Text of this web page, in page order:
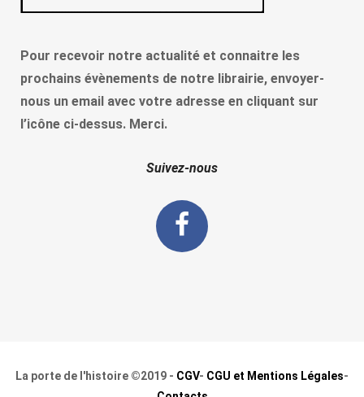
Pour recevoir notre actualité et connaitre les
prochains évènements de notre librairie, envoyer-
nous un email avec votre adresse en cliquant sur
l’icône ci-dessus. Merci.
Suivez-nous
La porte de l'histoire ©2019 - CGV- CGU et Mentions Légales-